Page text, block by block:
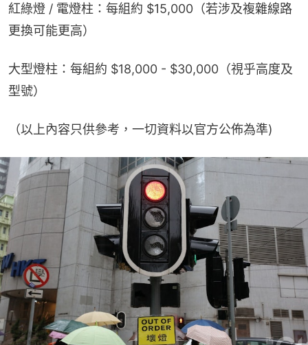
紅綠燈 / 電燈柱：每組約 $15,000（若涉及複雜線路
更換可能更高）
大型燈柱：每組約 $18,000 - $30,000（視乎高度及
型號）
（以上內容只供參考，一切資料以官方公佈為準)